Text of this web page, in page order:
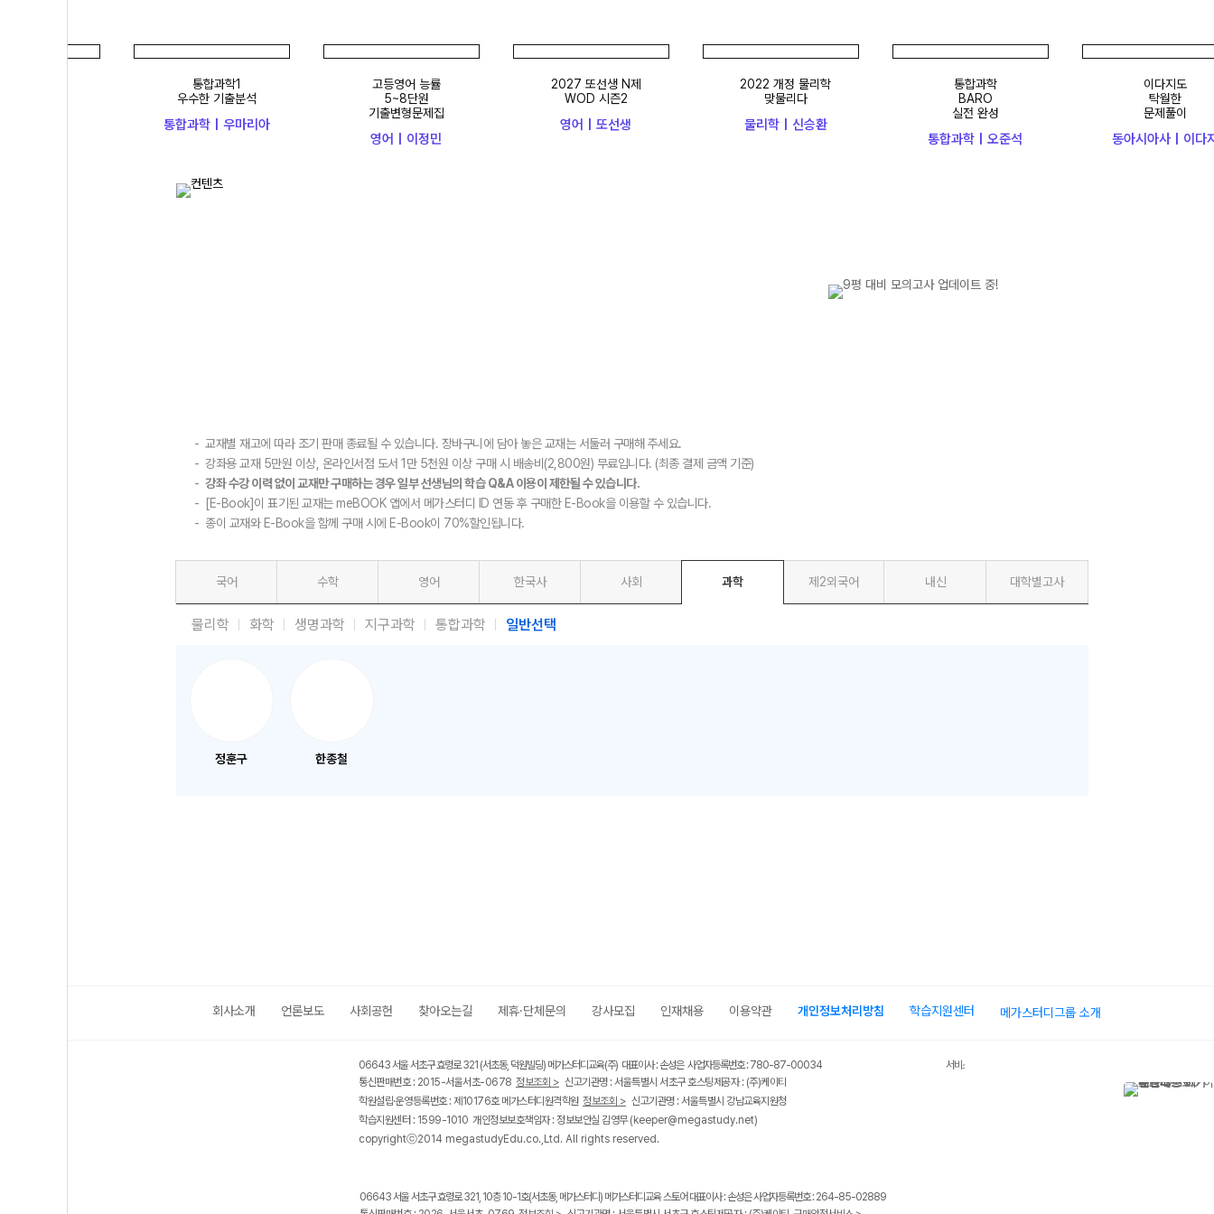
통합과학1
우수한 기출분석
통합과학 | 우마리아
고등영어 능률
5~8단원
기출변형문제집
영어 | 이정민
2027 또선생 N제
WOD 시즌2
영어 | 또선생
2022 개정 물리학
맞물리다
물리학 | 신승환
통합과학
BARO
실전 완성
통합과학 | 오준석
이다지도
탁월한
문제풀이
동아시아사 | 이다지
교재별 재고에 따라 조기 판매 종료될 수 있습니다. 장바구니에 담아 놓은 교재는 서둘러 구매해 주세요.
강좌용 교재 5만원 이상, 온라인서점 도서 1만 5천원 이상 구매 시 배송비(2,800원) 무료입니다. (최종 결제 금액 기준)
강좌 수강 이력 없이 교재만 구매하는 경우 일부 선생님의 학습 Q&A 이용이 제한될 수 있습니다.
[E-Book]이 표기된 교재는 meBOOK 앱에서 메가스터디 ID 연동 후 구매한 E-Book을 이용할 수 있습니다.
종이 교재와 E-Book을 함께 구매 시에 E-Book이 70%할인됩니다.
국어 수학 영어 한국사 사회 과학
물리학 화학 생명과학 지구과학 통합과학 일반선택
제2외국어 내신 대학별고사
정훈구 한종철
회사소개 언론보도 사회공헌 찾아오는길 제휴·단체문의 강사모집 인재채용 이용약관 개인정보처리방침 학습지원센터 메가스터디그룹 소개
06643 서울 서초구 효령로 321 (서초동, 덕원빌딩) 메가스터디교육(주) 대표이사 : 손성은 사업자등록번호 : 780-87-00034
통신판매번호 : 2015-서울서초-0678 정보조회 > 신고기관명 : 서울특별시 서초구 호스팅제공자 : (주)케이티
학원설립·운영등록번호 : 제10176호 메가스터디원격학원 정보조회 > 신고기관명 : 서울특별시 강남교육지원청
학습지원센터 : 1599-1010 개인정보보호책임자 : 정보보안실 김영무(keeper@megastudy.net)
copyrightⓒ2014 megastudyEdu.co.,Ltd. All rights reserved.
서비스 가입사실 확인
06643 서울 서초구 효령로 321, 10층 10-1호(서초동, 메가스터디) 메가스터디교육 스토어 대표이사 : 손성은 사업자등록번호 : 264-85-02889